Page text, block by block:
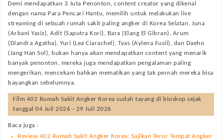
Demi mendapatkan 3 Juta Penonton, content creator yang dikenal
dengan nama Para Pencari Hantu, memilih untuk melakukan live
streaming di sebuah rumah sakit paling angker di Korea Selatan. Juna
(Arbani Yasiz), Adit (Saputra Kori), Bara (Elang El Gibran), Arum
(Diandra Agatha), Yuri (Lea Ciarachel), Tyas (Aylena Fusil), dan Daeho
(Jang Han Sol), bukan hanya akan mendapatkan content yang menarik
banyak penonton, mereka juga mendapatkan pengalaman paling
mengerikan, mencekam bahkan mematikan yang tak pernah mereka bisa
bayangkan sebelumnya.
Film 402 Rumah Sakit Angker Korea sudah tayang di bioskop sejak
tanggal 04 Juli 2026 - 29 Juli 2026
Baca juga :
Review 402 Rumah Sakit Angker Korea: Sajikan Teror Tempat Angker